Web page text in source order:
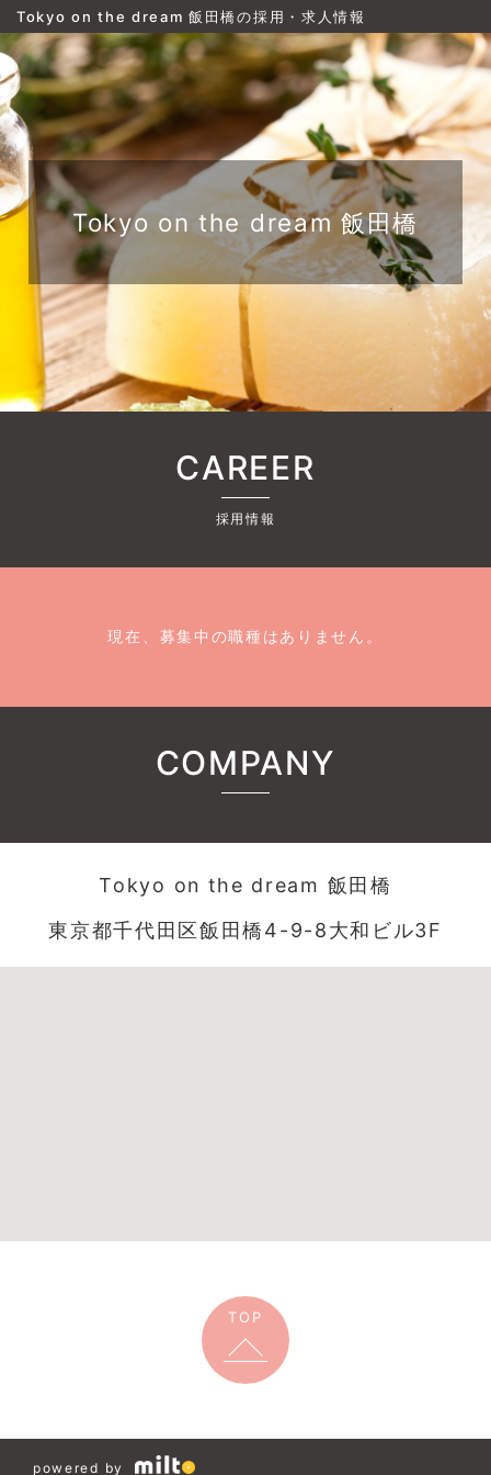
Tokyo on the dream 飯田橋の採用・求人情報
Tokyo on the dream 飯田橋
CAREER
採用情報
現在、募集中の職種はありません。
COMPANY
Tokyo on the dream 飯田橋
東京都千代田区飯田橋4-9-8大和ビル3F
TOP
powered by